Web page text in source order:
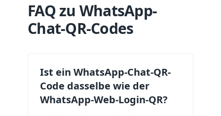
FAQ zu WhatsApp-
Chat-QR-Codes
Ist ein WhatsApp-Chat-QR-
Code dasselbe wie der
WhatsApp-Web-Login-QR?